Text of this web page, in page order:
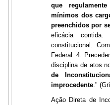
que
mínimos dos
preenchidos por
eficácia contida.
constitucional.
Federal. 4.
disciplina de atos
de
improcedente."
Ação Direta de